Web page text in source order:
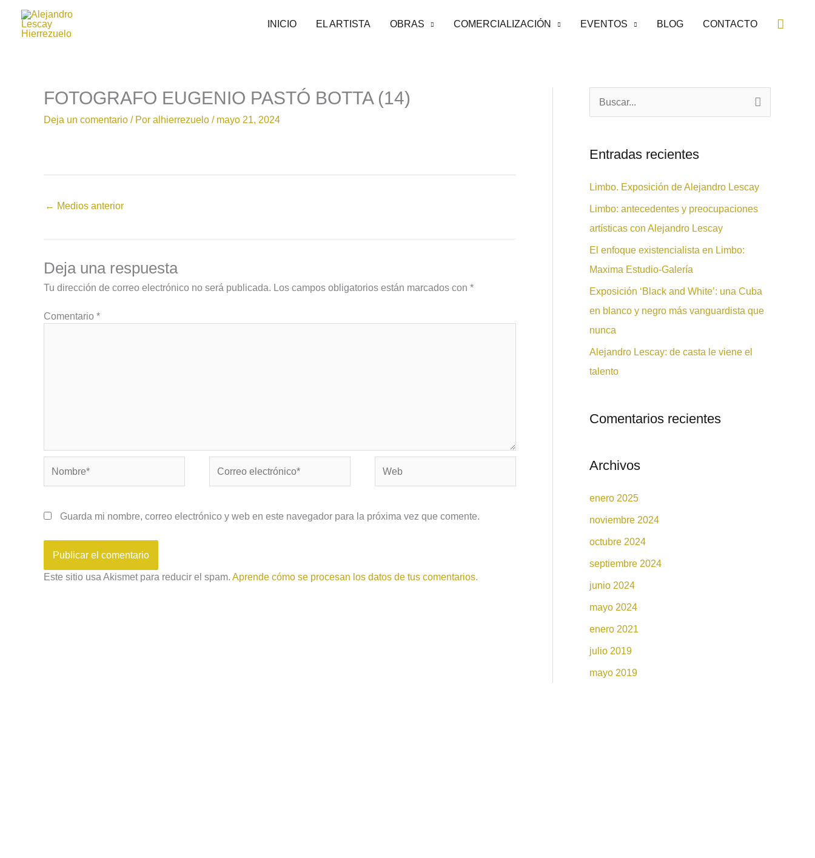
contenido
INICIO EL ARTISTA OBRAS COMERCIALIZACIÓN EVENTOS BLOG CONTACTO
FOTOGRAFO EUGENIO PASTÓ BOTTA (14)
Deja un comentario / Por alhierrezuelo / mayo 21, 2024
← Medios anterior
Deja una respuesta
Tu dirección de correo electrónico no será publicada. Los campos obligatorios están marcados con *
Comentario *
electrónico*
Guarda mi nombre, correo electrónico y web en este navegador para la próxima vez que comente.
Este sitio usa Akismet para reducir el spam. Aprende cómo se procesan los datos de tus comentarios.
a
r
Entradas recientes
Limbo. Exposición de Alejandro Lescay
Limbo: antecedentes y preocupaciones
artísticas con Alejandro Lescay
El enfoque existencialista en Limbo:
Maxima Estudio-Galería
Exposición ‘Black and White’: una Cuba
en blanco y negro más vanguardista que
nunca
Alejandro Lescay: de casta le viene el
talento
Comentarios recientes
Archivos
enero 2025
noviembre 2024
octubre 2024
septiembre 2024
junio 2024
mayo 2024
enero 2021
julio 2019
mayo 2019